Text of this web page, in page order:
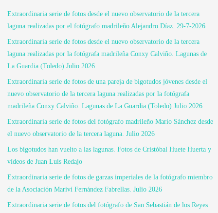
Extraordinaria serie de fotos desde el nuevo observatorio de la tercera
laguna realizadas por el fotógrafo madrileño Alejandro Díaz. 29-7-2026
Extraordinaria serie de fotos desde el nuevo observatorio de la tercera
laguna realizadas por la fotógrafa madrileña Conxy Calviño. Lagunas de
La Guardia (Toledo) Julio 2026
Extraordinaria serie de fotos de una pareja de bigotudos jóvenes desde el
nuevo observatorio de la tercera laguna realizadas por la fotógrafa
madrileña Conxy Calviño. Lagunas de La Guardia (Toledo) Julio 2026
Extraordinaria serie de fotos del fotógrafo madrileño Mario Sánchez desde
el nuevo observatorio de la tercera laguna. Julio 2026
Los bigotudos han vuelto a las lagunas. Fotos de Cristóbal Huete Huerta y
vídeos de Juan Luis Redajo
Extraordinaria serie de fotos de garzas imperiales de la fotógrafo miembro
de la Asociación Mariví Fernández Fabrellas. Julio 2026
Extraordinaria serie de fotos del fotógrafo de San Sebastián de los Reyes